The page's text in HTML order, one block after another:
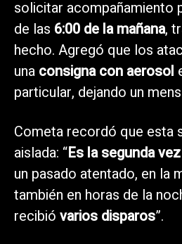
solicitar acompañamiento
de las 6:00 de la mañana,
hecho. Agregó que los
una consigna con aerosol
particular, dejando un
Cometa recordó que esta
aislada: “Es la segunda
un pasado atentado, en la
también en horas de la
recibió varios disparos”.